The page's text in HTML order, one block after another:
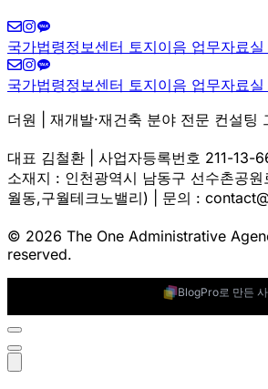
국가법령정보센터 토지이음 업무자료실
국가법령정보센터 토지이음 업무자료실
더원 | 재개발·재건축 분야 전문 컨설팅
대표 김철환 | 사업자등록번호 211-13-
소재지 : 인천광역시 남동구 선수촌공
월동,구월테크노밸리) | 문의 :
© 2026 The One Administrative
reserved.
BlogPro로 만든